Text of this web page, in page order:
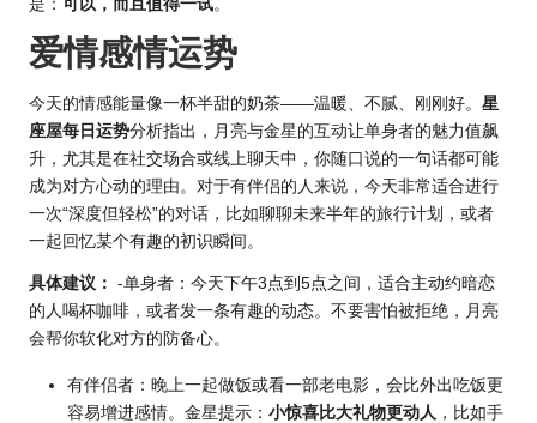
是： 可以，而且值得一试。
爱情感情运势
今天的情感能量像一杯半甜的奶茶——温暖、不腻、刚刚好。 星
座屋每日运势分析指出，月亮与金星的互动让单身者的魅力值飙
升，尤其是在社交场合或线上聊天中，你随口说的一句话都可能
成为对方心动的理由。对于有伴侣的人来说，今天非常适合进行
一次“深度但轻松”的对话，比如聊聊未来半年的旅行计划，或者
一起回忆某个有趣的初识瞬间。
具体建议： -单身者：今天下午3点到5点之间，适合主动约暗恋
的人喝杯咖啡，或者发一条有趣的动态。不要害怕被拒绝，月亮
会帮你软化对方的防备心。
有伴侣者：晚上一起做饭或看一部老电影，会比外出吃饭更
容易增进感情。金星提示： 小惊喜比大礼物更动人 ，比如手